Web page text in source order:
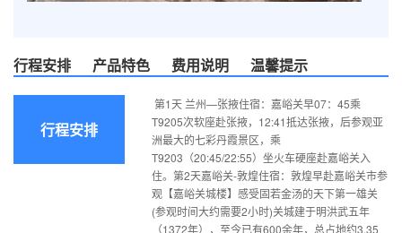
行程安排 产品特色 费用说明 温馨提示
行程安排
第1天 兰州—张掖住宿：嘉峪关早07：45乘
T9205次软座赴张掖，12:41抵达张掖，后参观亚
洲最大的七彩丹霞景区，乘
T9203（20:45/22:55）坐火车硬座赴嘉峪关入
住。第2天嘉峪关-敦煌住宿：敦煌早赴嘉峪关市参
观【嘉峪关城楼】感受固若金汤的天下第一雄关
(参观时间大约需要2小时)关城建于明洪武五年
（1372年），至今已有600余年，总占地约3.35